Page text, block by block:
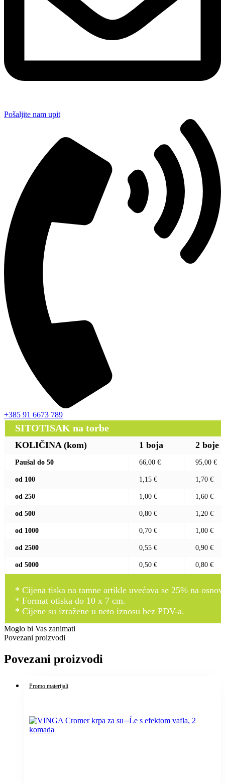
Pošaljite nam upit
+385 91 6673 789
SITOTISAK na torbe
KOLIČINA (kom) 1 boja 2 boje
Paušal do 50 66,00 € 95,00 €
od 100 1,15 € 1,70 €
od 250 1,00 € 1,60 €
od 500 0,80 € 1,20 €
od 1000 0,70 € 1,00 €
od 2500 0,55 € 0,90 €
od 5000 0,50 € 0,80 €
* Cijena tiska na tamne artikle uvećava se 25% na
* Format otiska do 10 x 7 cm.
* Cijene su izražene u neto iznosu bez PDV-a.
Moglo bi Vas zanimati
Povezani proizvodi
Povezani proizvodi
Promo materijali